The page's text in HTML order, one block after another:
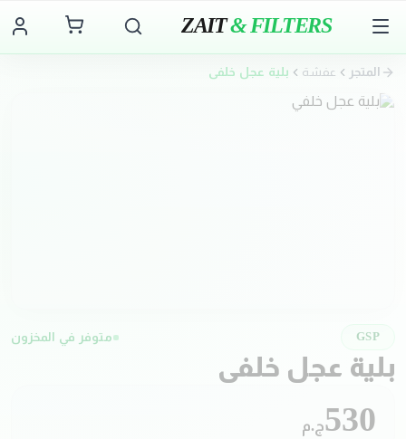
ZAIT& FILTERS
المتجر عفشة بلية عجل خلفي
GSP متوفر في المخزون
بلية عجل خلفي
530ج.م